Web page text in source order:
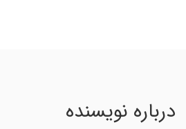
درباره نویسنده